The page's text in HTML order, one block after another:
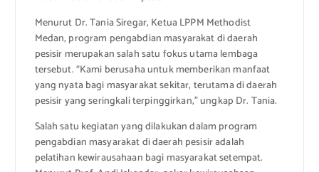
Menurut Dr. Tania Siregar, Ketua LPPM Methodist
Medan, program pengabdian masyarakat di daerah
pesisir merupakan salah satu fokus utama lembaga
tersebut. “Kami berusaha untuk memberikan manfaat
yang nyata bagi masyarakat sekitar, terutama di daerah
pesisir yang seringkali terpinggirkan,” ungkap Dr. Tania.
Salah satu kegiatan yang dilakukan dalam program
pengabdian masyarakat di daerah pesisir adalah
pelatihan kewirausahaan bagi masyarakat setempat.